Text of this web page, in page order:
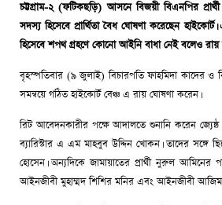
চট্টগ্রাম-২ (ফটিকছড়ি) আসনে বিজয়ী বিএনপির
সদস্য হিসেবে প্রার্থিতা বৈধ ঘোষণা করেছেন
হিসেবে শপথ গ্রহণে কোনো আইনি বাধা নেই বলেও রায়
বৃহস্পতিবার (৯ জুলাই) বিচারপতি ফাহমিদা কাদের ও
সমন্বয়ে গঠিত হাইকোর্ট বেঞ্চ এ রায় ঘোষণা করেন।
রিট আবেদনকারীর পক্ষে আদালতে শুনানি করেন
ব্যারিস্টার এ এম মাহবুব উদ্দিন খোকন। তাদের
হোসেন। অন্যদিকে জামায়াতের প্রার্থী নুরুল আমিনের
আইনজীবী মুহাম্মদ শিশির মনির এবং আইনজীবী আজিম